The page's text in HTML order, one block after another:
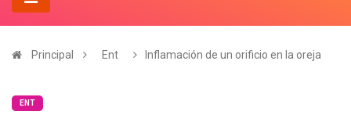
Principal Ent Inflamación de un orificio en la oreja
ENT